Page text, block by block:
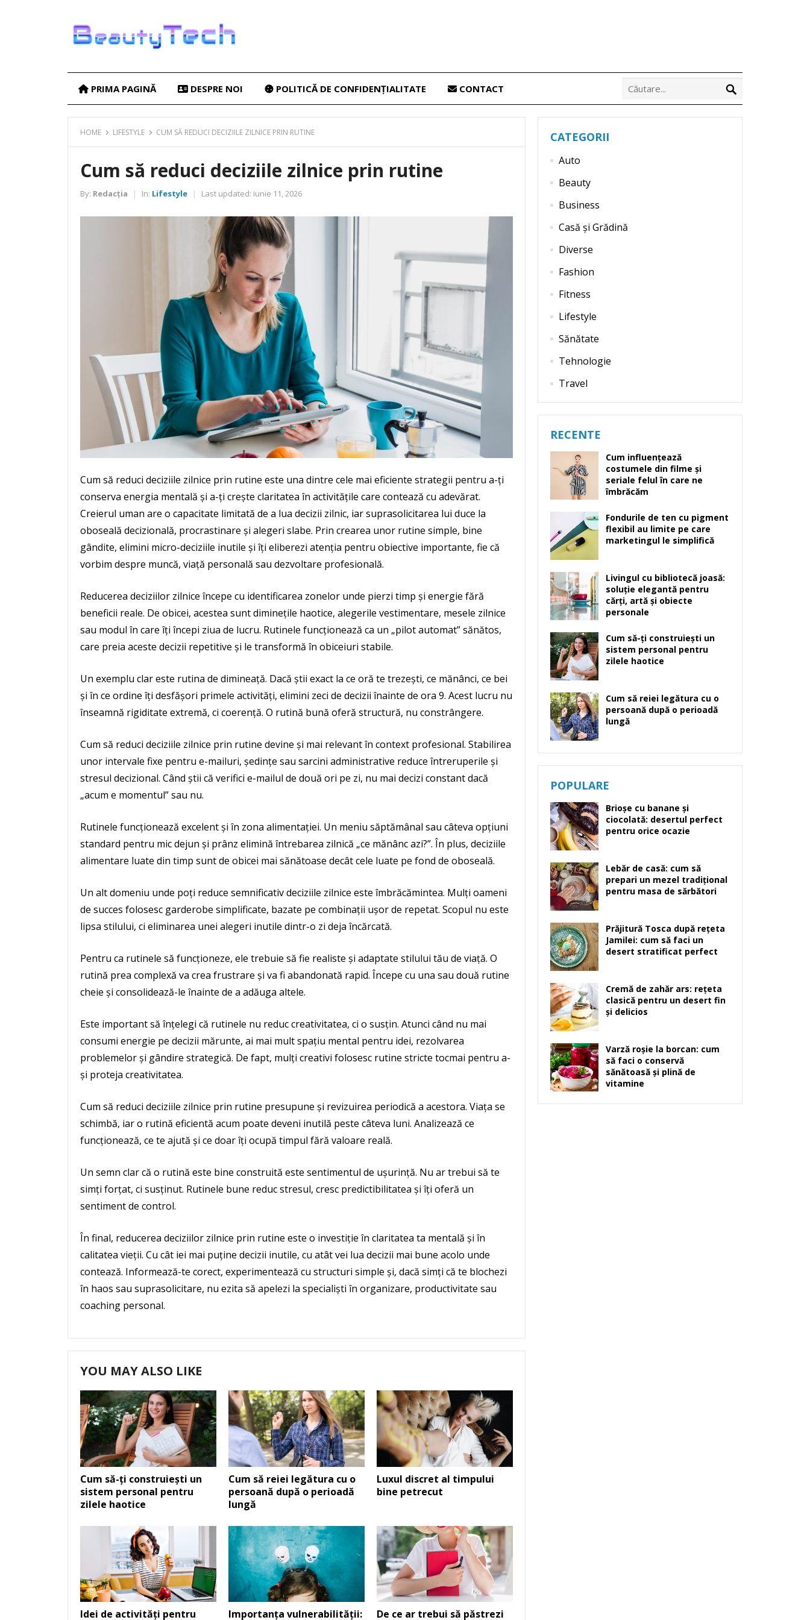
PRIMA PAGINĂ DESPRE NOI POLITICĂ DE CONFIDENȚIALITATE CONTACT
HOME LIFESTYLE CUM SĂ REDUCI DECIZIILE ZILNICE PRIN RUTINE
Cum să reduci deciziile zilnice prin rutine
By: Redacția | In: Lifestyle | Last updated: iunie 11, 2026
Cum să reduci deciziile zilnice prin rutine este una dintre cele mai eficiente strategii pentru a-ți
conserva energia mentală și a-ți crește claritatea în activitățile care contează cu adevărat.
Creierul uman are o capacitate limitată de a lua decizii zilnic, iar suprasolicitarea lui duce la
oboseală decizională, procrastinare și alegeri slabe. Prin crearea unor rutine simple, bine
gândite, elimini micro-deciziile inutile și îți eliberezi atenția pentru obiective importante, fie că
vorbim despre muncă, viață personală sau dezvoltare profesională.
Reducerea deciziilor zilnice începe cu identificarea zonelor unde pierzi timp și energie fără
beneficii reale. De obicei, acestea sunt diminețile haotice, alegerile vestimentare, mesele zilnice
sau modul în care îți începi ziua de lucru. Rutinele funcționează ca un „pilot automat” sănătos,
care preia aceste decizii repetitive și le transformă în obiceiuri stabile.
Un exemplu clar este rutina de dimineață. Dacă știi exact la ce oră te trezești, ce mănânci, ce bei
și în ce ordine îți desfășori primele activități, elimini zeci de decizii înainte de ora 9. Acest lucru nu
înseamnă rigiditate extremă, ci coerență. O rutină bună oferă structură, nu constrângere.
Cum să reduci deciziile zilnice prin rutine devine și mai relevant în context profesional. Stabilirea
unor intervale fixe pentru e-mailuri, ședințe sau sarcini administrative reduce întreruperile și
stresul decizional. Când știi că verifici e-mailul de două ori pe zi, nu mai decizi constant dacă
„acum e momentul” sau nu.
Rutinele funcționează excelent și în zona alimentației. Un meniu săptămânal sau câteva opțiuni
standard pentru mic dejun și prânz elimină întrebarea zilnică „ce mănânc azi?”. În plus, deciziile
alimentare luate din timp sunt de obicei mai sănătoase decât cele luate pe fond de oboseală.
Un alt domeniu unde poți reduce semnificativ deciziile zilnice este îmbrăcămintea. Mulți oameni
de succes folosesc garderobe simplificate, bazate pe combinații ușor de repetat. Scopul nu este
lipsa stilului, ci eliminarea unei alegeri inutile dintr-o zi deja încărcată.
Pentru ca rutinele să funcționeze, ele trebuie să fie realiste și adaptate stilului tău de viață. O
rutină prea complexă va crea frustrare și va fi abandonată rapid. Începe cu una sau două rutine
cheie și consolidează-le înainte de a adăuga altele.
Este important să înțelegi că rutinele nu reduc creativitatea, ci o susțin. Atunci când nu mai
consumi energie pe decizii mărunte, ai mai mult spațiu mental pentru idei, rezolvarea
problemelor și gândire strategică. De fapt, mulți creativi folosesc rutine stricte tocmai pentru a-
și proteja creativitatea.
Cum să reduci deciziile zilnice prin rutine presupune și revizuirea periodică a acestora. Viața se
schimbă, iar o rutină eficientă acum poate deveni inutilă peste câteva luni. Analizează ce
funcționează, ce te ajută și ce doar îți ocupă timpul fără valoare reală.
Un semn clar că o rutină este bine construită este sentimentul de ușurință. Nu ar trebui să te
simți forțat, ci susținut. Rutinele bune reduc stresul, cresc predictibilitatea și îți oferă un
sentiment de control.
În final, reducerea deciziilor zilnice prin rutine este o investiție în claritatea ta mentală și în
calitatea vieții. Cu cât iei mai puține decizii inutile, cu atât vei lua decizii mai bune acolo unde
contează. Informează-te corect, experimentează cu structuri simple și, dacă simți că te blochezi
în haos sau suprasolicitare, nu ezita să apelezi la specialiști în organizare, productivitate sau
coaching personal.
YOU MAY ALSO LIKE
Cum să-ți construiești un
sistem personal pentru
zilele haotice
Cum să reiei legătura cu o
persoană după o perioadă
lungă
Luxul discret al timpului
bine petrecut
Idei de activități pentru Importanța vulnerabilității: De ce ar trebui să păstrezi
CATEGORII
Auto
Beauty
Business
Casă și Grădină
Diverse
Fashion
Fitness
Lifestyle
Sănătate
Tehnologie
Travel
RECENTE
Cum influențează
costumele din filme și
seriale felul în care ne
îmbrăcăm
Fondurile de ten cu pigment
flexibil au limite pe care
marketingul le simplifică
Livingul cu bibliotecă joasă:
soluție elegantă pentru
cărți, artă și obiecte
personale
Cum să-ți construiești un
sistem personal pentru
zilele haotice
Cum să reiei legătura cu o
persoană după o perioadă
lungă
POPULARE
Brioșe cu banane și
ciocolată: desertul perfect
pentru orice ocazie
Lebăr de casă: cum să
prepari un mezel tradițional
pentru masa de sărbători
Prăjitură Tosca după rețeta
Jamilei: cum să faci un
desert stratificat perfect
Cremă de zahăr ars: rețeta
clasică pentru un desert fin
și delicios
Varză roșie la borcan: cum
să faci o conservă
sănătoasă și plină de
vitamine